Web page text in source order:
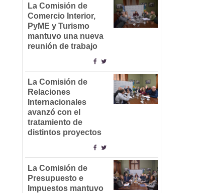
La Comisión de
Comercio Interior,
PyME y Turismo
mantuvo una nueva
reunión de trabajo
La Comisión de
Relaciones
Internacionales
avanzó con el
tratamiento de
distintos proyectos
La Comisión de
Presupuesto e
Impuestos mantuvo